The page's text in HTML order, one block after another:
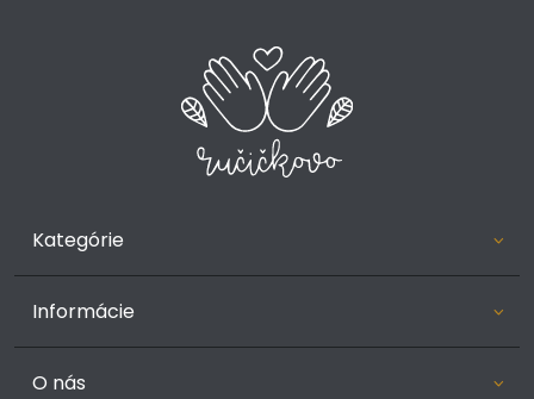
Kategórie
Informácie
O nás